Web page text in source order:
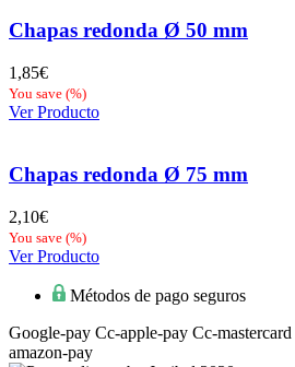
Chapas redonda Ø 50 mm
1,85€
You save (%)
Ver Producto
Chapas redonda Ø 75 mm
2,10€
You save (%)
Ver Producto
Métodos de pago seguros
Google-pay Cc-apple-pay Cc-mastercard
amazon-pay